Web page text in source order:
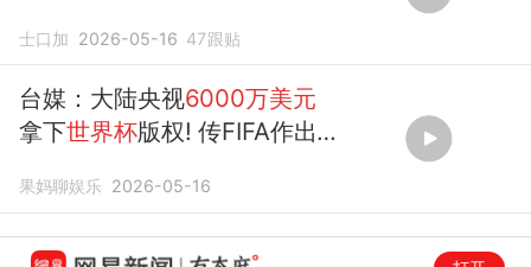
士口加 2026-05-16 47跟贴
台媒：大陆央视6000万美元
拿下世界杯版权! 传FIFA作出
果妈聊娱乐 2026-05-16